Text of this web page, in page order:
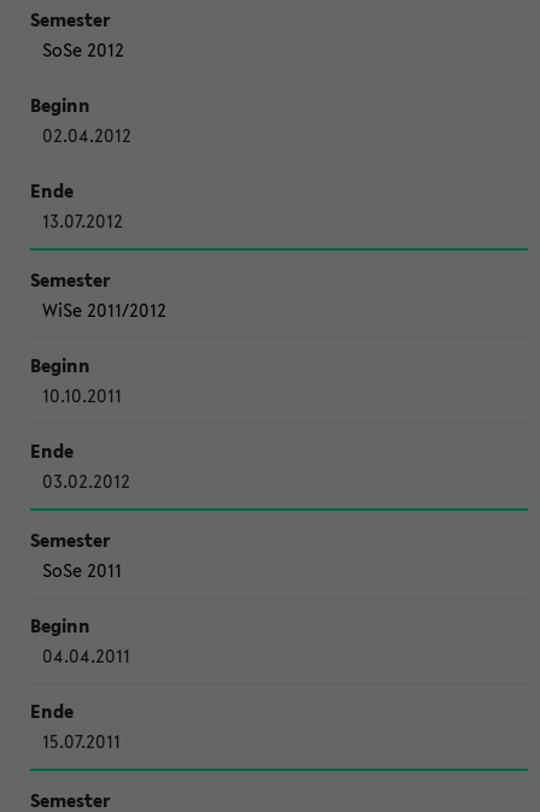
SoSe 2012
02.04.2012
13.07.2012
WiSe 2011/2012
10.10.2011
03.02.2012
SoSe 2011
04.04.2011
15.07.2011